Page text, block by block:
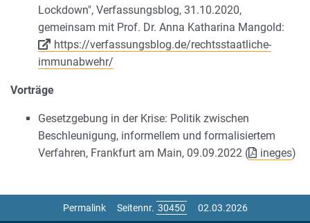
Lockdown", Verfassungsblog, 31.10.2020,
gemeinsam mit Prof. Dr. Anna Katharina Mangold:
https://verfassungsblog.de/rechtsstaatliche-
immunabwehr/
Vorträge
Gesetzgebung in der Krise: Politik zwischen
Beschleunigung, informellem und formalisiertem
Verfahren, Frankfurt am Main, 09.09.2022 (
ineges)
Permalink Seitennr. 02.03.2026